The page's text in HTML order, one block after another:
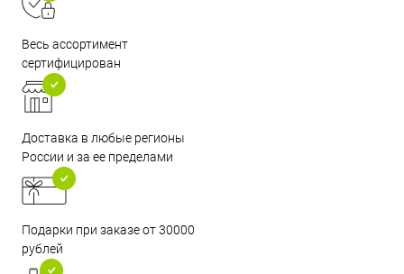
Весь ассортимент
сертифицирован
Доставка в любые регионы
России и за ее пределами
Подарки при заказе от 30000
рублей